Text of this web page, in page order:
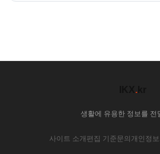
.
생활에 유용한 정보를 전
사이트 소개 편집 기준문의 개인정